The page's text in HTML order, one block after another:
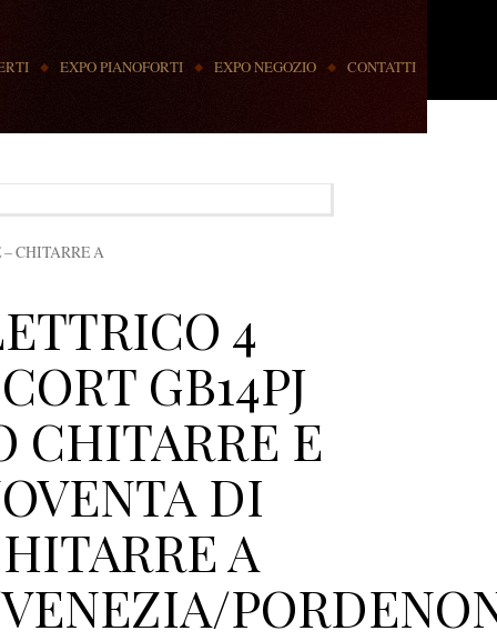
EXPO PIANOFORTI EXPO NEGOZIO CONTATTI
– CHITARRE A
4
GB14PJ
CHITARRE E
DI
A